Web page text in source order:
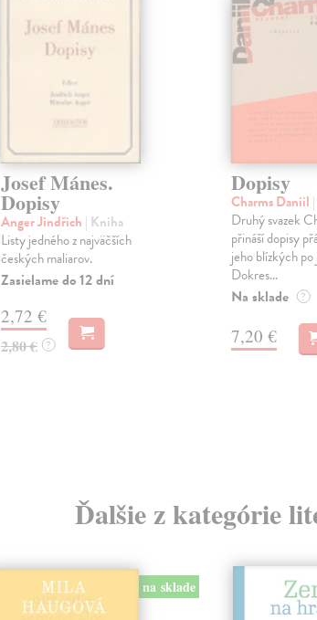
Josef Mánes.
Dopisy
Anger Jindřich | Kniha
Listy jedného z najväčších
českých maliarov.
Zasielame do 12 dní
2,72 €
2,80 € ?
Dopisy
Charms Daniil
Druhý svazek
přináší dopisy
jeho blízkých
Dokres...
Na sklade ?
7,20 €
Ďalšie z kategórie
na sklade